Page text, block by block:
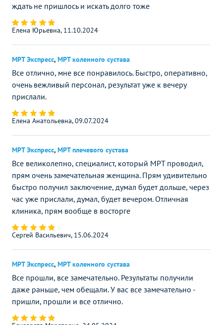
ждать не пришлось и искать долго тоже
Елена Юрьевна, 11.10.2024
МРТ Экспресс, МРТ коленного сустава
Все отлично, мне все понравилось. Быстро, оперативно,
очень вежливый персонал, результат уже к вечеру
прислали.
Елена Анатольевна, 09.07.2024
МРТ Экспресс, МРТ плечевого сустава
Все великолепно, специалист, который МРТ проводил,
прям очень замечательная женщина. Прям удивительно
быстро получил заключение, думал будет дольше, через
час уже прислали, думал, будет вечером. Отличная
клиника, прям вообще в восторге
Сергей Васильевич, 15.06.2024
МРТ Экспресс, МРТ коленного сустава
Все прошли, все замечательно. Результаты получили
даже раньше, чем обещали. У вас все замечательно -
пришли, прошли и все отлично.